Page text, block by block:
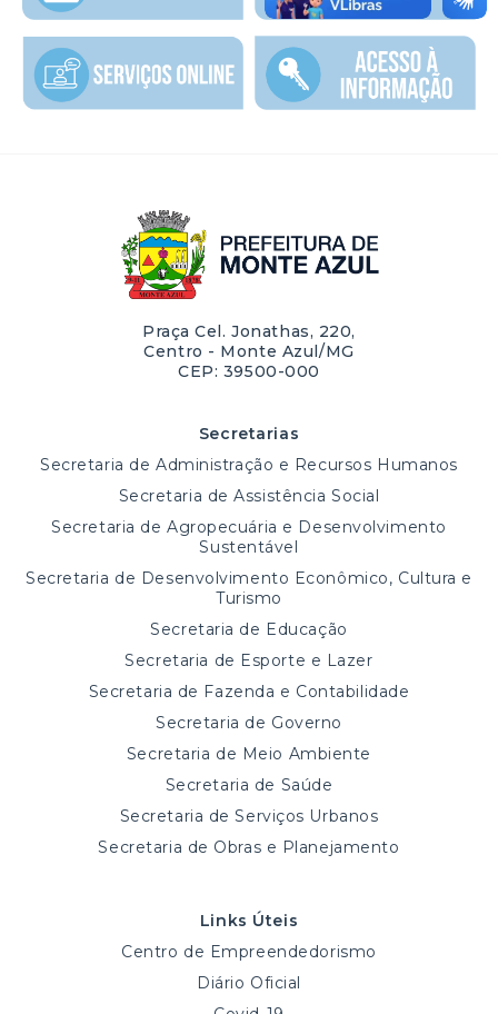
Praça Cel. Jonathas, 220,
Centro - Monte Azul/MG
CEP: 39500-000
Secretarias
Secretaria de Administração e Recursos Humanos
Secretaria de Assistência Social
Secretaria de Agropecuária e Desenvolvimento
Sustentável
Secretaria de Desenvolvimento Econômico, Cultura e
Turismo
Secretaria de Educação
Secretaria de Esporte e Lazer
Secretaria de Fazenda e Contabilidade
Secretaria de Governo
Secretaria de Meio Ambiente
Secretaria de Saúde
Secretaria de Serviços Urbanos
Secretaria de Obras e Planejamento
Links Úteis
Centro de Empreendedorismo
Diário Oficial